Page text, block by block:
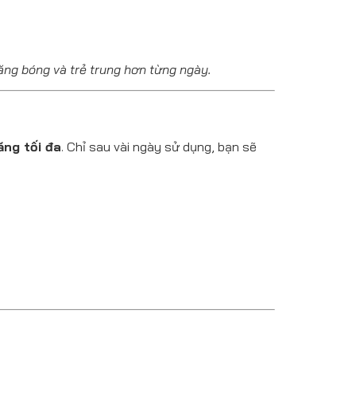
bóng và trẻ trung hơn từng ngày.
tối đa. Chỉ sau vài ngày sử dụng, bạn sẽ